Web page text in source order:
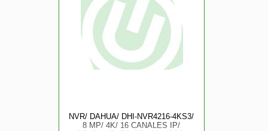
NVR/ DAHUA/ DHI-NVR4216-4KS3/
8 MP/ 4K/ 16 CANALES IP/